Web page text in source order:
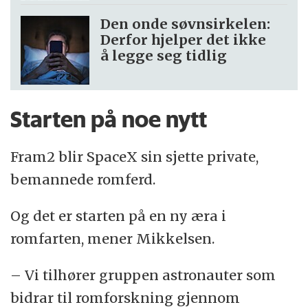
Den onde søvnsirkelen:
Derfor hjelper det ikke
å legge seg tidlig
Starten på noe nytt
Fram2 blir SpaceX sin sjette private,
bemannede romferd.
Og det er starten på en ny æra i
romfarten, mener Mikkelsen.
– Vi tilhører gruppen astronauter som
bidrar til romforskning gjennom